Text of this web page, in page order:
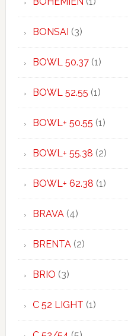
BONSAI (3)
BOWL 50.37(1)
BOWL 52.55 (1)
BOWL+ 50.55 (1)
BOWL+ 55.38 (2)
BOWL+ 62.38 (1)
BRAVA(4)
BRENTA(2)
BRIO (3)
C 52 LIGHT (1)